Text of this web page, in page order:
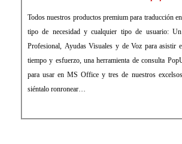
Todos nuestros productos premium para traducción
tipo de necesidad y cualquier tipo de usuario:
Profesional, Ayudas Visuales y de Voz para asistir
tiempo y esfuerzo, una herramienta de consulta
para usar en MS Office y tres de nuestros
siéntalo ronronear…